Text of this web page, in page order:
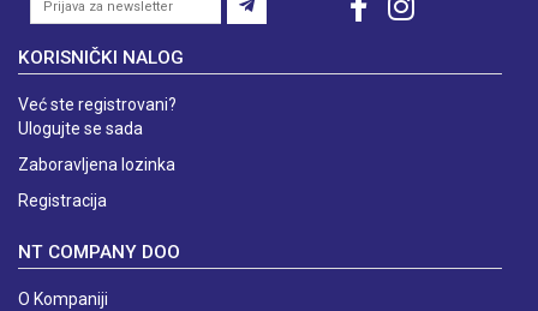
KORISNIČKI NALOG
Već ste registrovani?
Ulogujte se sada
Zaboravljena lozinka
Registracija
NT COMPANY DOO
O Kompaniji